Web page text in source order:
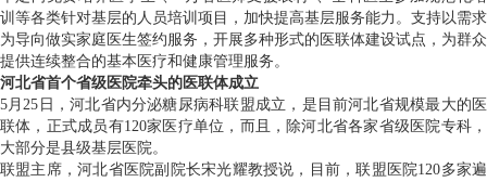
训等各类针对基层的人员培训项目，加快提高基层服务能力。支持以需求
为导向做实家庭医生签约服务，开展多种形式的医联体建设试点，为群众
提供连续整合的基本医疗和健康管理服务。
河北省首个省级医院牵头的医联体成立
5月25日，河北省内分泌糖尿病科联盟成立，是目前河北省规模最大的医
联体，正式成员有120家医疗单位，而且，除河北省各家省级医院专科，
大部分是县级基层医院。
联盟主席，河北省医院副院长宋光耀教授说，目前，联盟医院120多家遍